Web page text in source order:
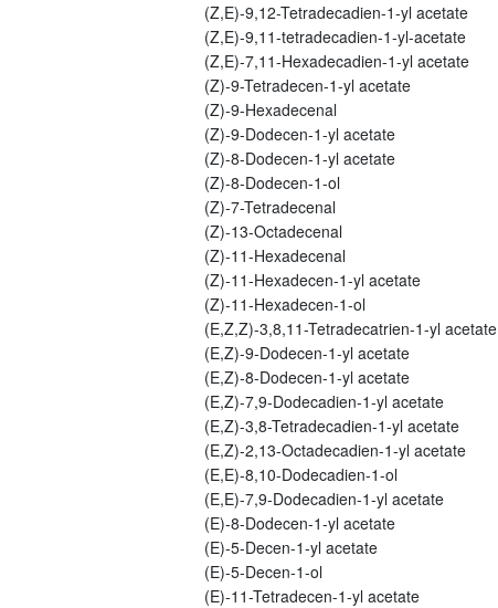
(Z,E)-9,12-Tetradecadien-1-yl acetate
(Z,E)-9,11-tetradecadien-1-yl-acetate
(Z,E)-7,11-Hexadecadien-1-yl acetate
(Z)-9-Tetradecen-1-yl acetate
(Z)-9-Hexadecenal
(Z)-9-Dodecen-1-yl acetate
(Z)-8-Dodecen-1-yl acetate
(Z)-8-Dodecen-1-ol
(Z)-7-Tetradecenal
(Z)-13-Octadecenal
(Z)-11-Hexadecenal
(Z)-11-Hexadecen-1-yl acetate
(Z)-11-Hexadecen-1-ol
(E,Z,Z)-3,8,11-Tetradecatrien-1-yl acetate
(E,Z)-9-Dodecen-1-yl acetate
(E,Z)-8-Dodecen-1-yl acetate
(E,Z)-7,9-Dodecadien-1-yl acetate
(E,Z)-3,8-Tetradecadien-1-yl acetate
(E,Z)-2,13-Octadecadien-1-yl acetate
(E,E)-8,10-Dodecadien-1-ol
(E,E)-7,9-Dodecadien-1-yl acetate
(E)-8-Dodecen-1-yl acetate
(E)-5-Decen-1-yl acetate
(E)-5-Decen-1-ol
(E)-11-Tetradecen-1-yl acetate